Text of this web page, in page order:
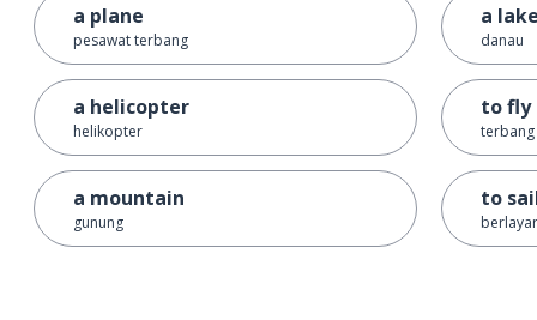
a plane
pesawat terbang
a helicopter
helikopter
a mountain
gunung
a
danau
to fly
terbang
to
berlayar